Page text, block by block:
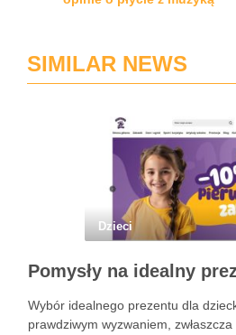
SIMILAR NEWS
Dzieci
Wybór idealnego prezentu dla
prawdziwym wyzwaniem,